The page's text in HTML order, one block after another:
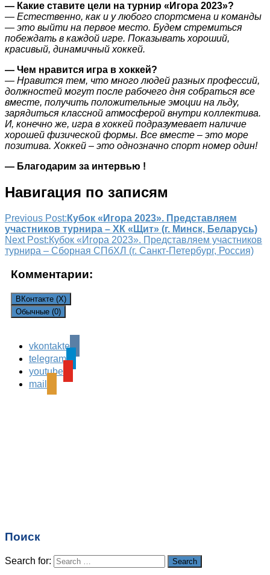
— Какие ставите цели на турнир «Игора 2023»?
— Естественно, как и у любого спортсмена и команды
— это выйти на первое место. Будем стремиться
побеждать в каждой игре. Показывать хороший,
красивый, динамичный хоккей.
— Чем нравится игра в хоккей?
— Нравится тем, что много людей разных профессий,
должностей могут после рабочего дня собраться все
вместе, получить положительные эмоции на льду,
зарядиться классной атмосферой внутри коллектива.
И, конечно же, игра в хоккей подразумевает наличие
хорошей физической формы. Все вместе – это море
позитива. Хоккей – это однозначно спорт номер один!
— Благодарим за интервью !
Навигация по записям
Previous Post: Кубок «Игора 2023». Представляем
участников турнира – ХК «Щит» (г. Минск, Беларусь)
Next Post:Кубок «Игора 2023». Представляем участников
турнира – Сборная СПбХЛ (г. Санкт-Петербург, Россия)
Комментарии:
ВКонтакте (X)
Обычные (0)
Leave a Reply
Ваш адрес email не будет опубликован.
поля помечены
vkontakte
telegram
youtube
mail
Поиск
Search for: Search